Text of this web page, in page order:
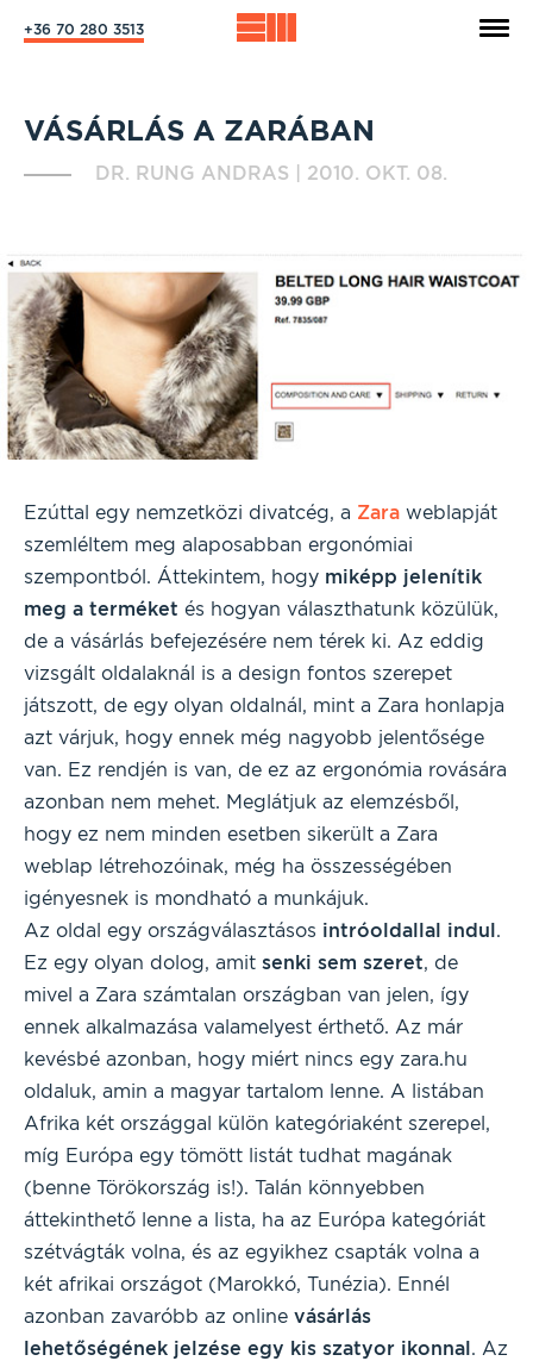
+36 70 280 3513
VÁSÁRLÁS A ZARÁBAN
DR. RUNG ANDRAS 2010. OKT. 08.
Ezúttal egy nemzetközi divatcég, a Zara weblapját
szemléltem meg alaposabban ergonómiai
szempontból. Áttekintem, hogy miképp jelenítik
meg a terméket és hogyan választhatunk közülük,
de a vásárlás befejezésére nem térek ki. Az eddig
vizsgált oldalaknál is a design fontos szerepet
játszott, de egy olyan oldalnál, mint a Zara honlapja
azt várjuk, hogy ennek még nagyobb jelentősége
van. Ez rendjén is van, de ez az ergonómia rovására
azonban nem mehet. Meglátjuk az elemzésből,
hogy ez nem minden esetben sikerült a Zara
weblap létrehozóinak, még ha összességében
igényesnek is mondható a munkájuk.
Az oldal egy országválasztásos intróoldallal indul.
Ez egy olyan dolog, amit senki sem szeret, de
mivel a Zara számtalan országban van jelen, így
ennek alkalmazása valamelyest érthető. Az már
kevésbé azonban, hogy miért nincs egy zara.hu
oldaluk, amin a magyar tartalom lenne. A listában
Afrika két országgal külön kategóriaként szerepel,
míg Európa egy tömött listát tudhat magának
(benne Törökország is!). Talán könnyebben
áttekinthető lenne a lista, ha az Európa kategóriát
szétvágták volna, és az egyikhez csapták volna a
két afrikai országot (Marokkó, Tunézia). Ennél
azonban zavaróbb az online vásárlás
lehetőségének jelzése egy kis szatyor ikonnal. Az